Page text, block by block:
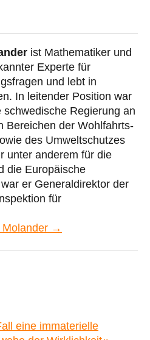
ist Mathematiker und
Experte für
und lebt in
In leitender Position war
schwedische Regierung an
Bereichen der Wohlfahrts-
des Umweltschutzes
unter anderem für die
die Europäische
er Generaldirektor der
für
Molander →
eine immaterielle